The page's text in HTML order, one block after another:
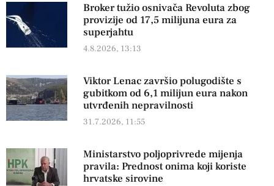
Broker tužio osnivača Revoluta zbog
provizije od 17,5 milijuna eura za
superjahtu
4.8.2026, 13:13
Viktor Lenac završio polugodište s
gubitkom od 6,1 milijun eura nakon
utvrđenih nepravilnosti
31.7.2026, 11:55
Ministarstvo poljoprivrede mijenja
pravila: Prednost onima koji koriste
hrvatske sirovine